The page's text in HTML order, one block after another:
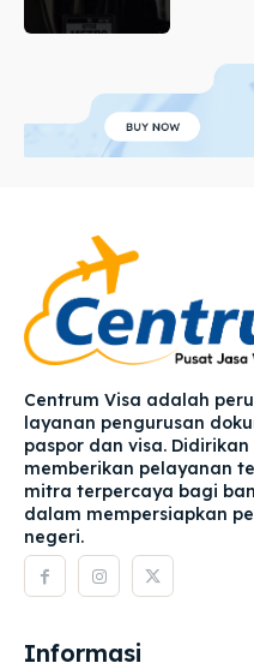
Centrum Visa adalah
layanan pengurusan
paspor dan visa.
memberikan pelayanan
mitra terpercaya bagi
dalam mempersiapkan
negeri.
Informasi